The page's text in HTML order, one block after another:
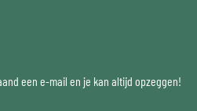
een e-mail en je kan altijd opzeggen!